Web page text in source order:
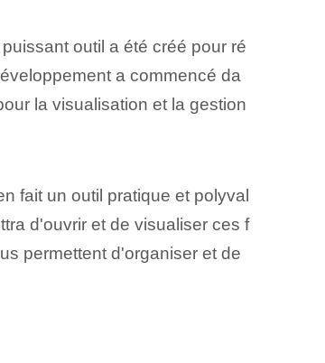
outil a été créé pour ré
a commencé da
la visualisation et la gestion
fait un outil pratique et polyval
d'ouvrir et de visualiser ces f
permettent d'organiser et de